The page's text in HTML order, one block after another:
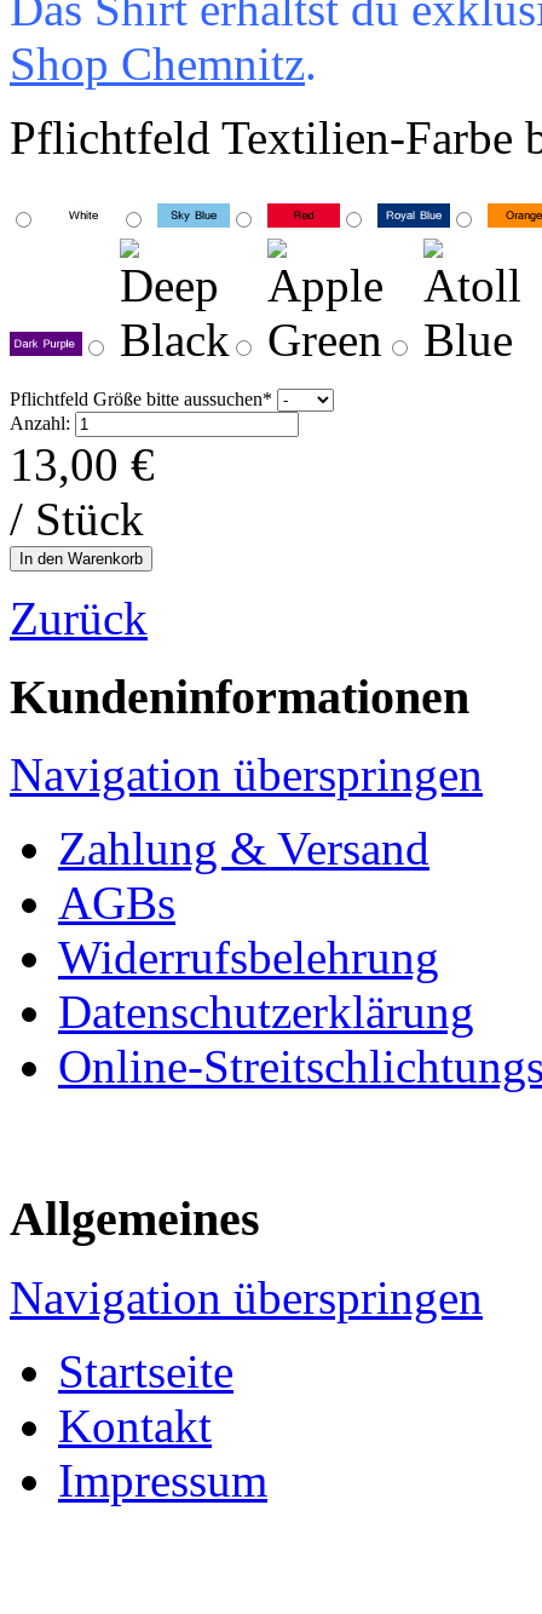
Shop Chemnitz.
Pflichtfeld Textilien-Farbe
Pflichtfeld Größe bitte aussuchen*
Anzahl:
13,00 €
/ Stück
Zurück
Kundeninformationen
Navigation überspringen
Zahlung & Versand
AGBs
Widerrufsbelehrung
Datenschutzerklärung
Online-
Allgemeines
Navigation überspringen
Startseite
Kontakt
Impressum